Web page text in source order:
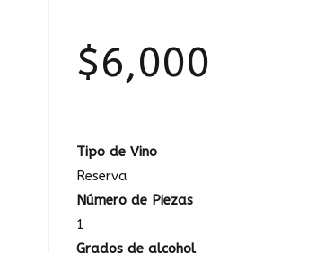
$6,000
Tipo de Vino
Reserva
Número de Piezas
1
Grados de alcohol